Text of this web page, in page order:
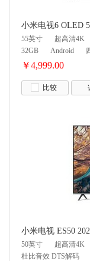
小米电视6 OLED
55英寸 超高清4K
32GB
Android
￥4,999.00
比较
小米电视 ES50
50英寸 超高清4K
杜比音效 DTS解码